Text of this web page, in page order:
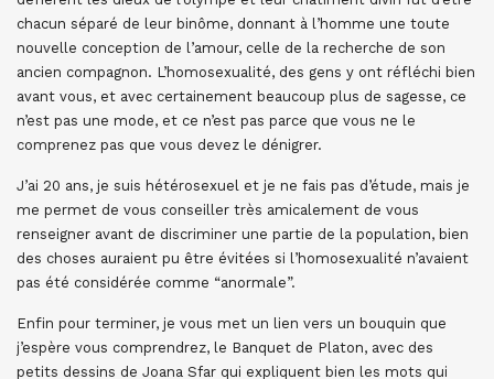
chacun séparé de leur binôme, donnant à l’homme une toute
nouvelle conception de l’amour, celle de la recherche de son
ancien compagnon. L’homosexualité, des gens y ont réfléchi bien
avant vous, et avec certainement beaucoup plus de sagesse, ce
n’est pas une mode, et ce n’est pas parce que vous ne le
comprenez pas que vous devez le dénigrer.
J’ai 20 ans, je suis hétérosexuel et je ne fais pas d’étude, mais je
me permet de vous conseiller très amicalement de vous
renseigner avant de discriminer une partie de la population, bien
des choses auraient pu être évitées si l’homosexualité n’avaient
pas été considérée comme “anormale”.
Enfin pour terminer, je vous met un lien vers un bouquin que
j’espère vous comprendrez, le Banquet de Platon, avec des
petits dessins de Joana Sfar qui expliquent bien les mots qui